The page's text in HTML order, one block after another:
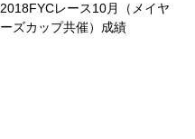
2018FYCレース10月（メイヤ
ーズカップ共催）成績